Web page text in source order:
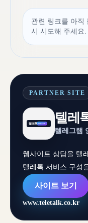
관련 링크를 아직
시 시도해 주세요.
PARTNER SITE
텔레
텔레그램
웹사이트 상담을 텔
텔레톡 서비스 구성
사이트 보기
www.teletalk.co.kr